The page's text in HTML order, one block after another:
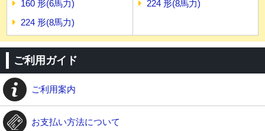
160 形(6馬力)
224 形(8馬力)
224 形(8馬力)
ご利用ガイド
ご利用案内
お支払い方法について